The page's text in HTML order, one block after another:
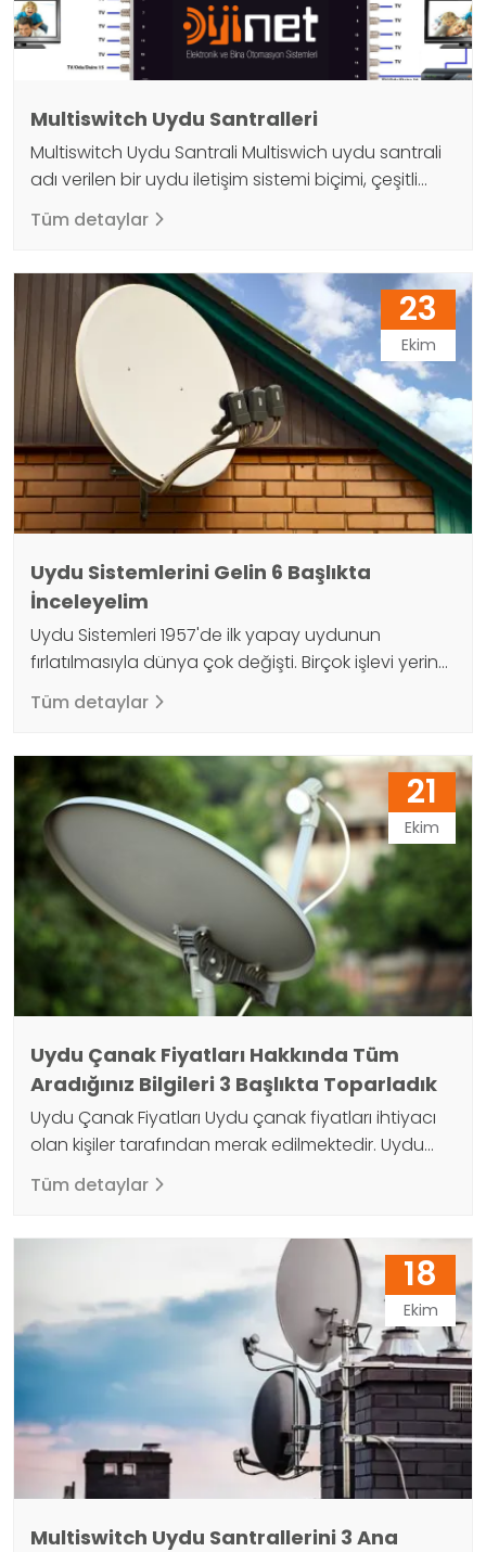
Multiswitch Uydu Santralleri
Multiswitch Uydu Santrali Multiswich uydu santrali
adı verilen bir uydu iletişim sistemi biçimi, çeşitli
uyduların tek bir antene bağlanmasını sağlar. Çok
sayıda uydu bağlantısının eşzamanlı kullanımı
kapasiteyi artırabilir. Bir hizmet veya işlem için çok
sayıda uydunun bağlanması gerektiğinde
görevlere uygulanabilir. Ek olarak, Multiswitch uydu
santrali, iki veya daha fazla internet…
Tüm detaylar
23
Ekim
Uydu Sistemlerini Gelin 6 Başlıkta
İnceleyelim
Uydu Sistemleri 1957'de ilk yapay uydunun
fırlatılmasıyla dünya çok değişti. Birçok işlevi yerine
getiren uydu sistemleri, gelişmiş özellikleri ile
teknolojinin gücünü artırmaktadır. Malzemeleri ile
sistemler dünyadan veri sinyallerini almaktadır.
Daha sonra bu verileri dünyaya yansıtır, böylece
daha geniş bir aralığa aktarılabilir. Uydu sistemlerin
birçok işlevi vardır. İnsan…
Tüm detaylar
21
Ekim
Uydu Çanak Fiyatları Hakkında Tüm
Aradığınız Bilgileri 3 Başlıkta Toparladık
Uydu Çanak Fiyatları Uydu çanak fiyatları ihtiyacı
olan kişiler tarafından merak edilmektedir. Uydu
anteni TV kurulumunda önemli bir cihazdır. Çünkü
çanak anten televizyona görüntü ve sesin
çanak antenler 50cm, 60cm, 75cm, 80cm, 90cm
ve 120cm'dir. Ancak 90 cm daha çok tercih
edilmektedir. Bunun nedeni 90cm antenin daha iyi
görüntü…
Tüm detaylar
18
Ekim
Multiswitch Uydu Santrallerini 3 Ana